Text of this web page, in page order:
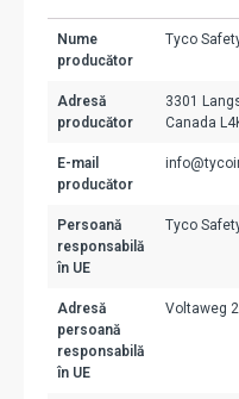
Nume
producător
Tyco
Adresă
producător
3301
Canada
E-mail
producător
Persoană
responsabilă
în UE
Tyco
Adresă
persoană
responsabilă
în UE
Voltaweg